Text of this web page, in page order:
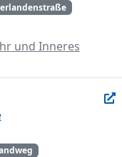
und Inneres